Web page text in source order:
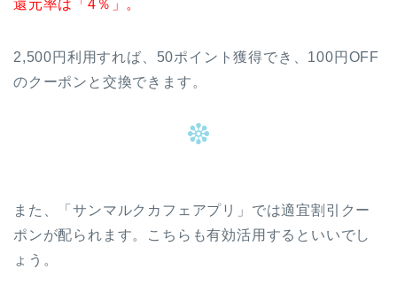
還元率は「4％」。
2,500円利用すれば、50ポイント獲得でき、100円OFF
のクーポンと交換できます。
また、「サンマルクカフェアプリ」では適宜割引クー
ポンが配られます。こちらも有効活用するといいでし
ょう。